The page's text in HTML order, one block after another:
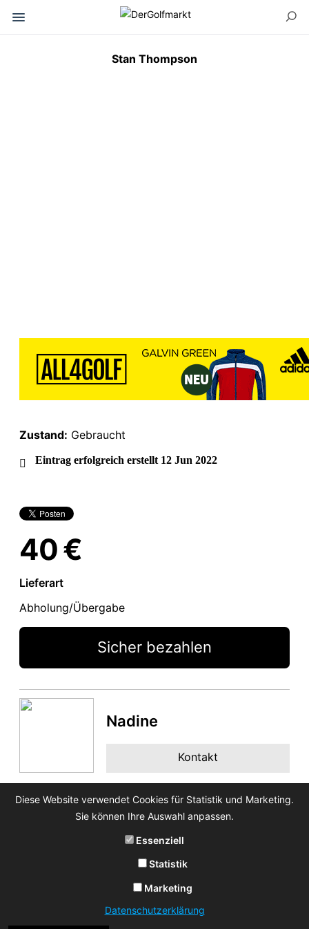
Stan Thompson
Zustand: Gebraucht
Eintrag erfolgreich erstellt 12 Jun 2022
40 €
Lieferart
Abholung/Übergabe
Sicher bezahlen
Nadine
Kontakt
Diese Website verwendet Cookies für Statistik und Marketing.
Sie können Ihre Auswahl anpassen.
Essenziell
Statistik
Marketing
Datenschutzerklärung